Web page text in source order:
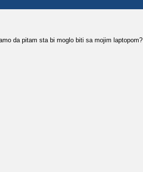
da pitam sta bi moglo biti sa mojim laptopom?